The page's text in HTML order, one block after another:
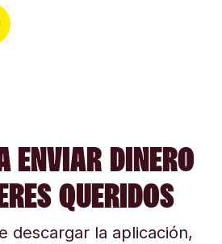
ENVIAR DINERO
QUERIDOS
descargar la aplicación,